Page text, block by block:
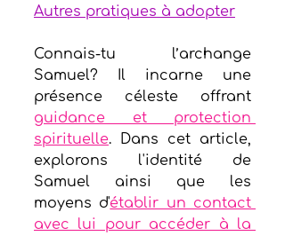
Autres pratiques à adopter
Connais-tu l’archange
Samuel? Il incarne une
guidance et protection
spirituelle. Dans cet article,
explorons l'identité de
Samuel ainsi que les
moyens d'établir un contact
avec lui pour accéder à la